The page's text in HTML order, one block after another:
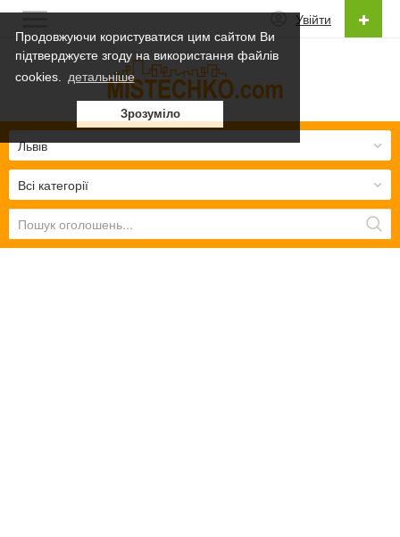
Продовжуючи користуватися цим сайтом Ви
підтверджуєте згоду на використання файлів
cookies.
детальніше
Зрозуміло
Увійти
Українська
Українська
Русский
Всі категорії
Львів